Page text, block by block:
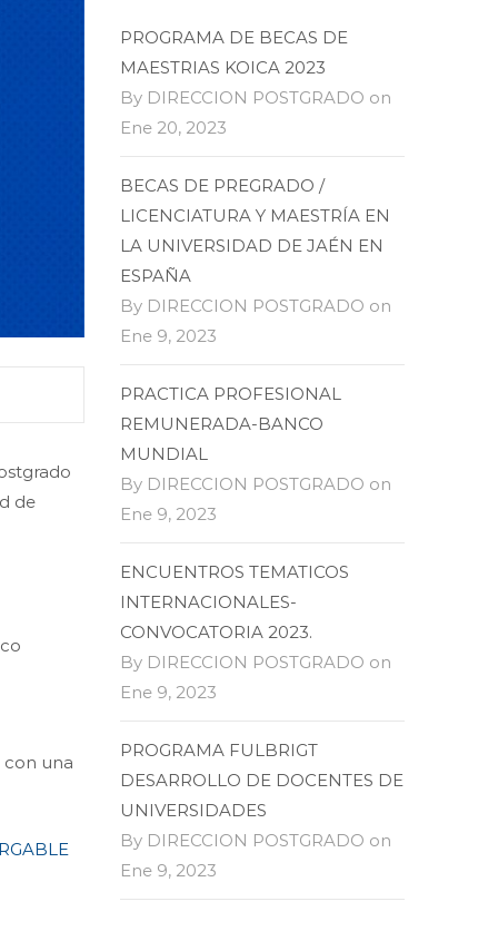
de
con una
PROGRAMA DE BECAS DE
MAESTRIAS KOICA 2023
By DIRECCION POSTGRADO on
Ene 20, 2023
BECAS DE PREGRADO /
LICENCIATURA Y MAESTRÍA EN
LA UNIVERSIDAD DE JAÉN EN
ESPAÑA
By DIRECCION POSTGRADO on
Ene 9, 2023
PRACTICA PROFESIONAL
REMUNERADA-BANCO
MUNDIAL
By DIRECCION POSTGRADO on
Ene 9, 2023
ENCUENTROS TEMATICOS
INTERNACIONALES-
CONVOCATORIA 2023.
By DIRECCION POSTGRADO on
Ene 9, 2023
PROGRAMA FULBRIGT
DESARROLLO DE DOCENTES DE
UNIVERSIDADES
By DIRECCION POSTGRADO on
Ene 9, 2023